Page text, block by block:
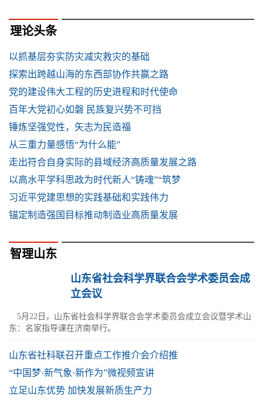
理论头条
以抓基层夯实防灾减灾救灾的基础
探索出跨越山海的东西部协作共赢之路
党的建设伟大工程的历史进程和时代使命
百年大党初心如磐 民族复兴势不可挡
锤炼坚强党性，矢志为民造福
从三重力量感悟“为什么能”
走出符合自身实际的县域经济高质量发展之路
以高水平学科思政为时代新人“铸魂”“筑梦
习近平党建思想的实践基础和实践伟力
锚定制造强国目标推动制造业高质量发展
智理山东
山东省社会科学界联合会学术委员会成
立会议
5月22日，山东省社会科学界联合会学术委员会成立会议暨学术山
东：名家指导课在济南举行。
山东省社科联召开重点工作推介会介绍推
“中国梦·新气象·新作为”微视频宣讲
立足山东优势 加快发展新质生产力